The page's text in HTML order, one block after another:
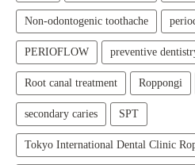
Non-odontogenic toothache
PERIOFLOW preventive
Root canal treatment Roppongi
secondary caries SPT
Tokyo International Dental Clinic